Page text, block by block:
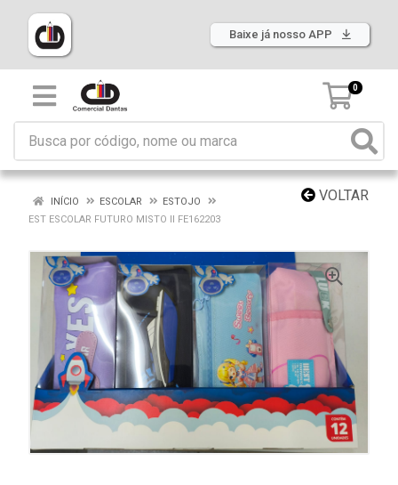
Baixe já nosso APP
0
VOLTAR
INÍCIO ESCOLAR
ESTOJO
EST ESCOLAR FUTURO MISTO II FE162203